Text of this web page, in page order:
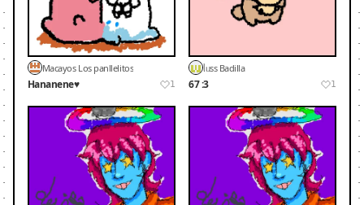
Macayos Los panllelitos
Hananene♥️ 1
ᥣᥙss Badilla
67 :3 1